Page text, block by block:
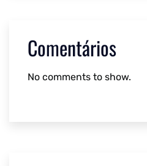
Comentários
No comments to show.